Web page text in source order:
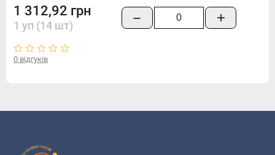
1 312,92 грн
1 уп (14 шт)
0 відгуків